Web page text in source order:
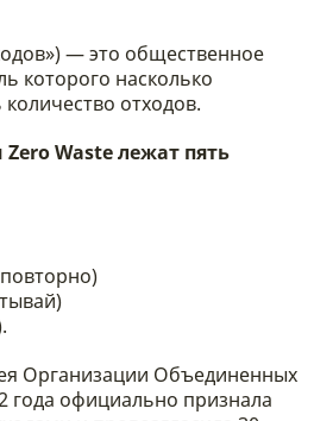
— это общественное
которого насколько
отходов.
Waste лежат пять
Организации Объединенных
года официально признала